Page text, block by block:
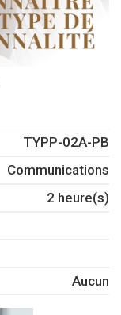
TYPP-02A-PB
Communications
2 heure(s)
Aucun